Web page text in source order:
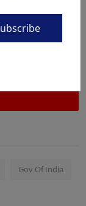
Gov Of India